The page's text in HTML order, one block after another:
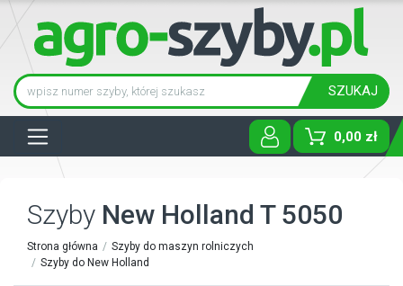
SZUKAJ
0,00 zł
Szyby New Holland T 5050
Strona główna
Szyby do maszyn rolniczych
Szyby do New Holland